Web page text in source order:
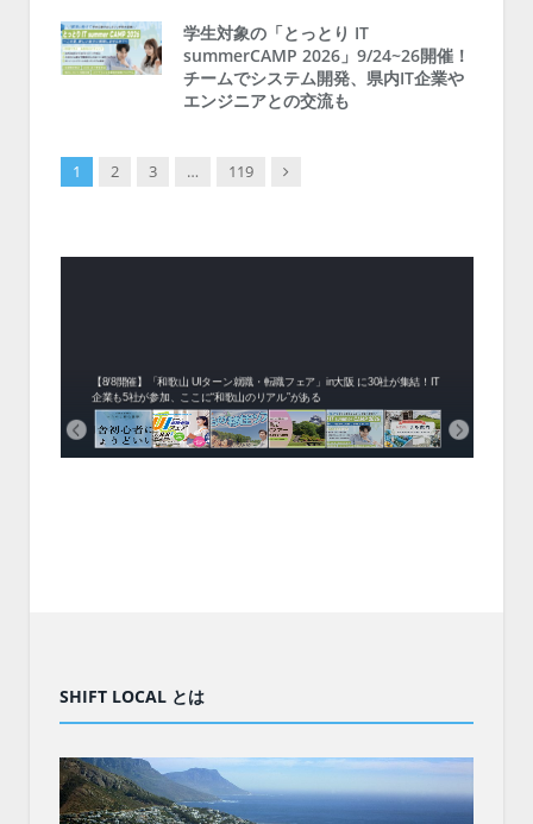
学生対象の「とっとり IT
summerCAMP 2026」9/24~26開催！
チームでシステム開発、県内IT企業や
エンジニアとの交流も
1 2 3 … 119 Next
【8/8開催】「和歌山 UIターン就職・転職フェア」in大阪 に30社が集結！IT
企業も5社が参加、ここに“和歌山のリアル”がある
SHIFT LOCAL とは